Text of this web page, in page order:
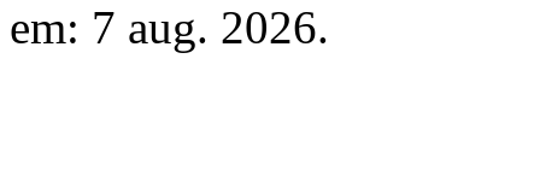
em: 7 aug. 2026.